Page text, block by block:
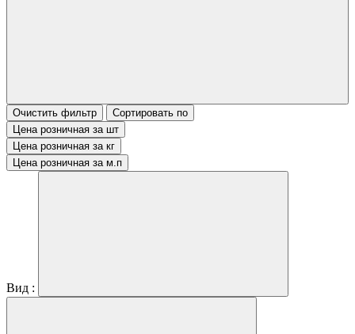
Очистить фильтр
Сортировать по
Цена розничная за шт
Цена розничная за кг
Цена розничная за м.п
Вид :